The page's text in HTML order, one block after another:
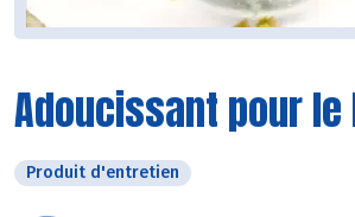
Adoucissant pour le
Produit d'entretien